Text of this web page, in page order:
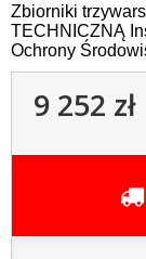
Zbiorniki
TECHNICZNĄ
Ochrony
9 252 zł